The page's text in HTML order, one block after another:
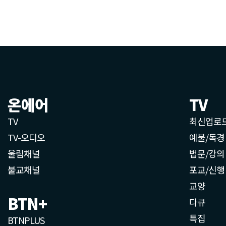
온에어
TV
TV-오디오
울림채널
불교채널
BTN+
BTNPLUS
TV
최신업로
예불/독경
법문/강의
포교/신행
교양
다큐
특집